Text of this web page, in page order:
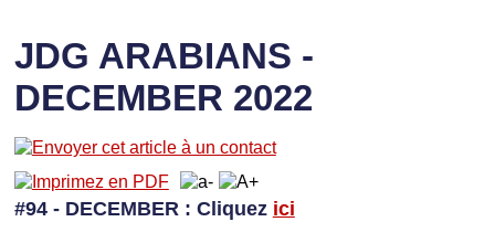
JDG ARABIANS -
DECEMBER 2022
#94 - DECEMBER : Cliquez ici